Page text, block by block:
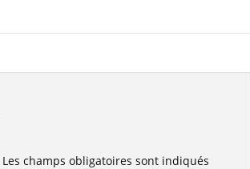
Les champs obligatoires sont indiqués